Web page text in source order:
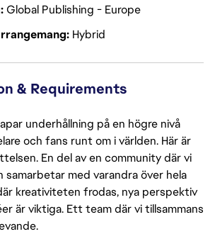
Global Publishing - Europe
Hybrid
& Requirements
underhållning på en högre nivå
och fans runt om i världen. Här är
En del av en community där vi
samarbetar med varandra över hela
kreativiteten frodas, nya perspektiv
är viktiga. Ett team där vi tillsammans